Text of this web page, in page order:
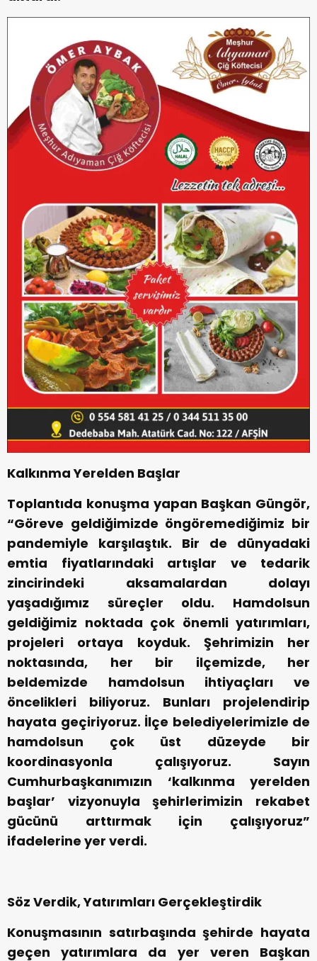
Kalkınma Yerelden Başlar
Toplantıda konuşma yapan Başkan Güngör,
“Göreve geldiğimizde öngöremediğimiz bir
pandemiyle karşılaştık. Bir de dünyadaki
emtia fiyatlarındaki artışlar ve tedarik
zincirindeki aksamalardan dolayı
yaşadığımız süreçler oldu. Hamdolsun
geldiğimiz noktada çok önemli yatırımları,
projeleri ortaya koyduk. Şehrimizin her
noktasında, her bir ilçemizde, her
beldemizde hamdolsun ihtiyaçları ve
öncelikleri biliyoruz. Bunları projelendirip
hayata geçiriyoruz. İlçe belediyelerimizle de
hamdolsun çok üst düzeyde bir
koordinasyonla çalışıyoruz. Sayın
Cumhurbaşkanımızın ‘kalkınma yerelden
başlar’ vizyonuyla şehirlerimizin rekabet
gücünü arttırmak için çalışıyoruz”
ifadelerine yer verdi.
Söz Verdik, Yatırımları Gerçekleştirdik
Konuşmasının satırbaşında şehirde hayata
geçen yatırımlara da yer veren Başkan